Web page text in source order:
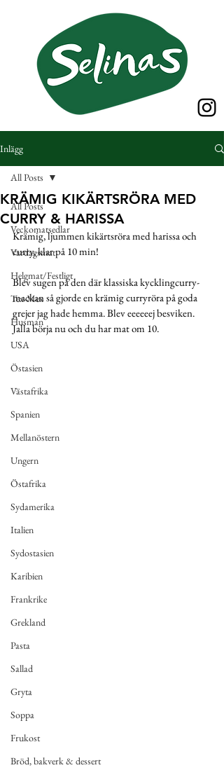
Inlägg
All Posts
Veckomatsedlar
Vardagsmat
Helgmat/Festligt
Tex-Mex
Husman
USA
Östasien
Västafrika
Spanien
Mellanöstern
Ungern
Östafrika
Sydamerika
Italien
Sydostasien
Karibien
Frankrike
Grekland
Pasta
Sallad
Gryta
Soppa
Frukost
Bröd, bakverk & dessert
All Posts
KRÄMIG KIKÄRTSRÖRA MED
CURRY & HARISSA
Krämig, ljummen kikärtsröra med harissa och
curry, klar på 10 min!
Blev sugen på den där klassiska kycklingcurry-
mackan så gjorde en krämig curryröra på goda
grejer jag hade hemma. Blev eeeeeej besviken.
Jalla börja nu och du har mat om 10.